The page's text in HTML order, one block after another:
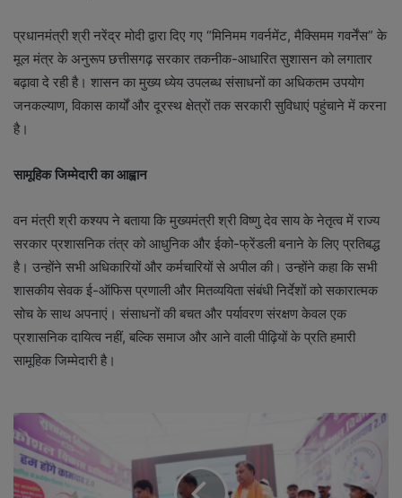
प्रधानमंत्री श्री नरेंद्र मोदी द्वारा दिए गए “मिनिमम गवर्नमेंट, मैक्सिमम गवर्नेंस” के
मूल मंत्र के अनुरूप छत्तीसगढ़ सरकार तकनीक-आधारित सुशासन को लगातार
बढ़ावा दे रही है। शासन का मुख्य ध्येय उपलब्ध संसाधनों का अधिकतम उपयोग
जनकल्याण, विकास कार्यों और दूरस्थ क्षेत्रों तक सरकारी सुविधाएं पहुंचाने में करना
है।
सामूहिक जिम्मेदारी का आह्वान
वन मंत्री श्री कश्यप ने बताया कि मुख्यमंत्री श्री विष्णु देव साय के नेतृत्व में राज्य
सरकार प्रशासनिक तंत्र को आधुनिक और ईको-फ्रेंडली बनाने के लिए प्रतिबद्ध
है। उन्होंने सभी अधिकारियों और कर्मचारियों से अपील की। उन्होंने कहा कि सभी
शासकीय सेवक ई-ऑफिस प्रणाली और मितव्ययिता संबंधी निर्देशों को सकारात्मक
सोच के साथ अपनाएं। संसाधनों की बचत और पर्यावरण संरक्षण केवल एक
प्रशासनिक दायित्व नहीं, बल्कि समाज और आने वाली पीढ़ियों के प्रति हमारी
सामूहिक जिम्मेदारी है।